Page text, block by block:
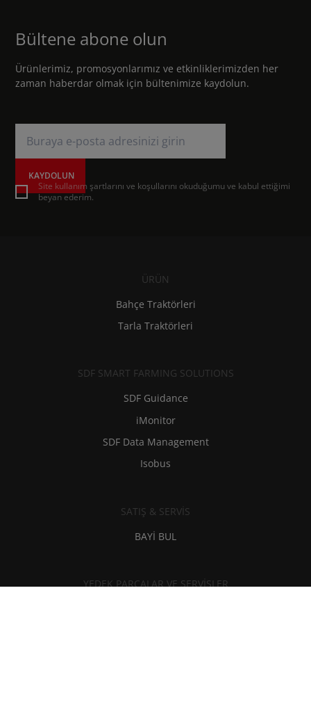
Bültene abone olun
Ürünlerimiz, promosyonlarımız ve etkinliklerimizden her
zaman haberdar olmak için bültenimize kaydolun.
KAYDOLUN
Site kullanım şartlarını ve koşullarını okuduğumu ve kabul ettiğimi
beyan ederim.
ÜRÜN
Bahçe Traktörleri
Tarla Traktörleri
SDF SMART FARMING SOLUTIONS
SDF Guidance
iMonitor
SDF Data Management
Isobus
SATIŞ & SERVİS
BAYİ BUL
YEDEK PARÇALAR VE SERVİSLER